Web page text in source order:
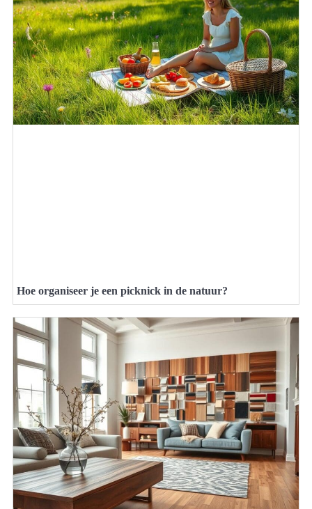
Hoe organiseer je een picknick in de natuur?